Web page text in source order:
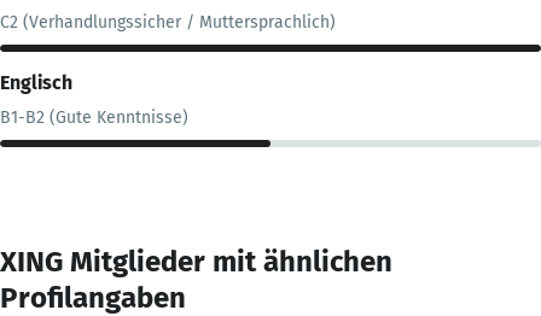
C2 (Verhandlungssicher / Muttersprachlich)
Englisch
B1-B2 (Gute Kenntnisse)
XING Mitglieder mit ähnlichen
Profilangaben